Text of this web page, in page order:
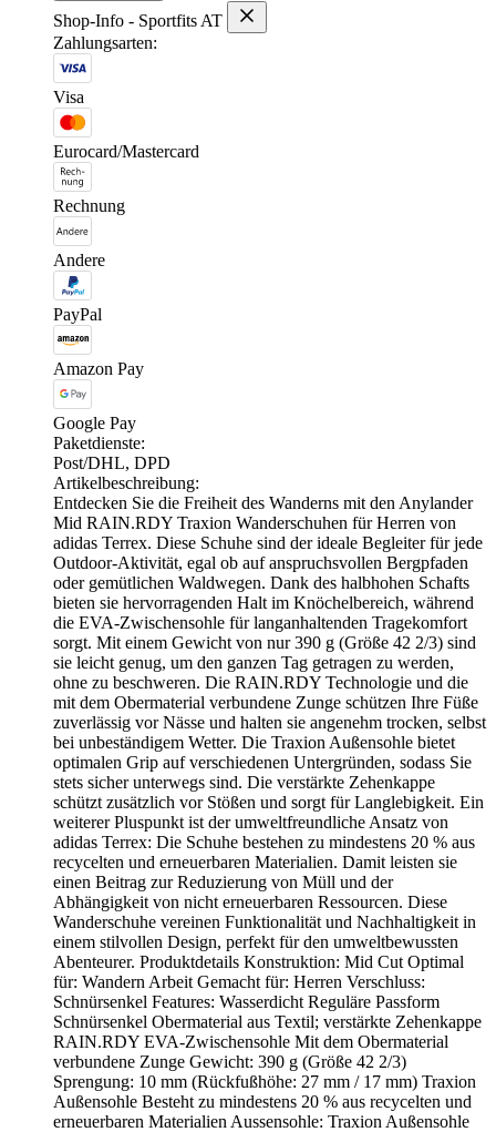
Shop-Info - Sportfits AT
Zahlungsarten:
Visa
Eurocard/Mastercard
Rechnung
Andere
PayPal
Amazon Pay
Google Pay
Paketdienste:
Post/DHL, DPD
Artikelbeschreibung:
Entdecken Sie die Freiheit des Wanderns mit den Anylander
Mid RAIN.RDY Traxion Wanderschuhen für Herren von
adidas Terrex. Diese Schuhe sind der ideale Begleiter für jede
Outdoor-Aktivität, egal ob auf anspruchsvollen Bergpfaden
oder gemütlichen Waldwegen. Dank des halbhohen Schafts
bieten sie hervorragenden Halt im Knöchelbereich, während
die EVA-Zwischensohle für langanhaltenden Tragekomfort
sorgt. Mit einem Gewicht von nur 390 g (Größe 42 2/3) sind
sie leicht genug, um den ganzen Tag getragen zu werden,
ohne zu beschweren. Die RAIN.RDY Technologie und die
mit dem Obermaterial verbundene Zunge schützen Ihre Füße
zuverlässig vor Nässe und halten sie angenehm trocken, selbst
bei unbeständigem Wetter. Die Traxion Außensohle bietet
optimalen Grip auf verschiedenen Untergründen, sodass Sie
stets sicher unterwegs sind. Die verstärkte Zehenkappe
schützt zusätzlich vor Stößen und sorgt für Langlebigkeit. Ein
weiterer Pluspunkt ist der umweltfreundliche Ansatz von
adidas Terrex: Die Schuhe bestehen zu mindestens 20 % aus
recycelten und erneuerbaren Materialien. Damit leisten sie
einen Beitrag zur Reduzierung von Müll und der
Abhängigkeit von nicht erneuerbaren Ressourcen. Diese
Wanderschuhe vereinen Funktionalität und Nachhaltigkeit in
einem stilvollen Design, perfekt für den umweltbewussten
Abenteurer. Produktdetails Konstruktion: Mid Cut Optimal
für: Wandern Arbeit Gemacht für: Herren Verschluss:
Schnürsenkel Features: Wasserdicht Reguläre Passform
Schnürsenkel Obermaterial aus Textil; verstärkte Zehenkappe
RAIN.RDY EVA-Zwischensohle Mit dem Obermaterial
verbundene Zunge Gewicht: 390 g (Größe 42 2/3)
Sprengung: 10 mm (Rückfußhöhe: 27 mm / 17 mm) Traxion
Außensohle Besteht zu mindestens 20 % aus recycelten und
erneuerbaren Materialien Aussensohle: Traxion Außensohle